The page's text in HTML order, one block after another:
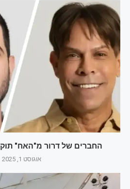
החברים של דרור מ"האח"
אוגוסט 1, 2025